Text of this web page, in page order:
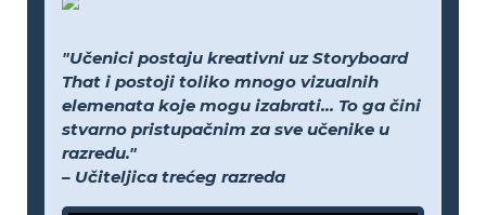
"Učenici postaju kreativni uz Storyboard
That i postoji toliko mnogo vizualnih
elemenata koje mogu izabrati... To ga čini
stvarno pristupačnim za sve učenike u
razredu."
– Učiteljica trećeg razreda